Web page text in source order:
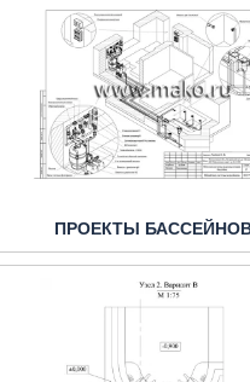
ПРОЕКТЫ